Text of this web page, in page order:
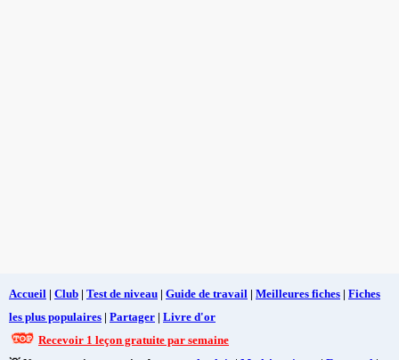
Accueil | Club | Test de niveau | Guide de travail | Meilleures fiches | Fiches
les plus populaires | Partager | Livre d'or
Recevoir 1 leçon gratuite par semaine